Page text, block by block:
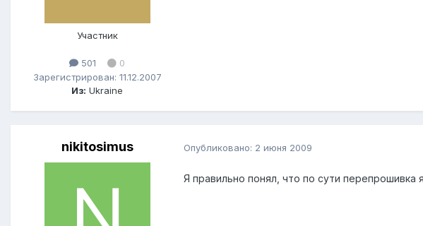
Участник
501
0
Зарегистрирован: 11.12.2007
Из: Ukraine
nikitosimus Опубликовано: 2 июня 2009
Я правильно понял, что по сути перепрошивка